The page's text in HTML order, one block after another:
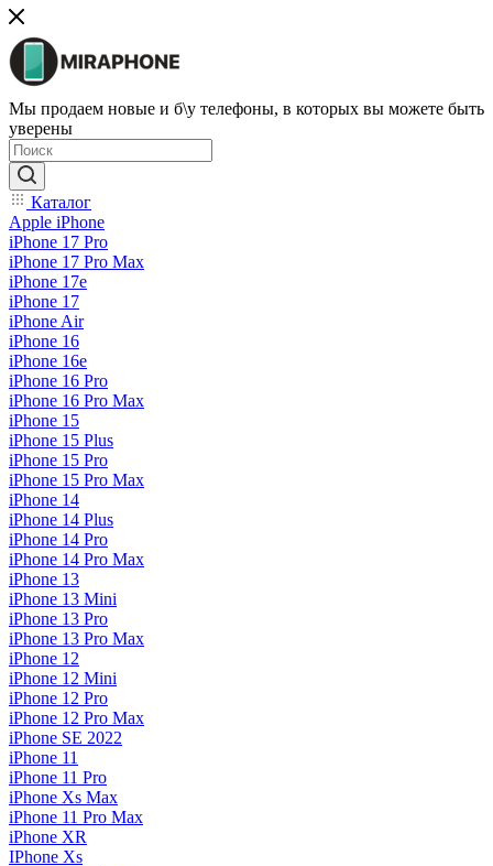
Мы продаем новые и б\у телефоны, в которых вы можете быть
уверены
Каталог
Apple iPhone
iPhone 17 Pro
iPhone 17 Pro Max
iPhone 17e
iPhone 17
iPhone Air
iPhone 16
iPhone 16e
iPhone 16 Pro
iPhone 16 Pro Max
iPhone 15
iPhone 15 Plus
iPhone 15 Pro
iPhone 15 Pro Max
iPhone 14
iPhone 14 Plus
iPhone 14 Pro
iPhone 14 Pro Max
iPhone 13
iPhone 13 Mini
iPhone 13 Pro
iPhone 13 Pro Max
iPhone 12
iPhone 12 Mini
iPhone 12 Pro
iPhone 12 Pro Max
iPhone SE 2022
iPhone 11
iPhone 11 Pro
iPhone Xs Max
iPhone 11 Pro Max
iPhone XR
IPhone Xs